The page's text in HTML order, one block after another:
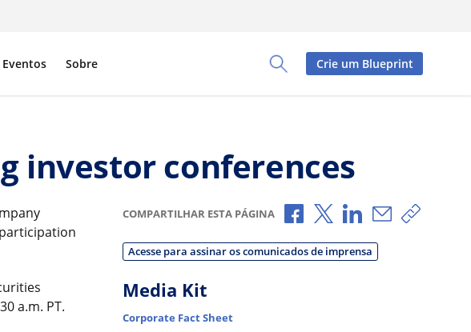
Toggle Search Panel
Eventos Sobre Crie um Blueprint
investor conferences
a.m. PT.
COMPARTILHAR ESTA PÁGINA Compartilhar no Facebook
Compartilhar no X
Compartilhar no
Copiar
Acesse para assinar os comunicados de imprensa
Media Kit
Corporate Fact Sheet